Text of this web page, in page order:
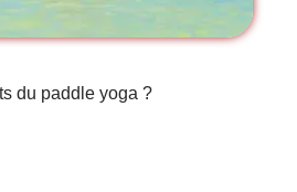
du paddle yoga ?